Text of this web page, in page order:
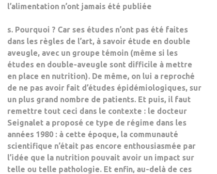
l’alimentation n’ont jamais été publiée
s. Pourquoi ? Car ses études n’ont pas été faites
dans les règles de l’art, à savoir étude en double
aveugle, avec un groupe témoin (même si les
études en double-aveugle sont difficile à mettre
en place en nutrition). De même, on lui a reproché
de ne pas avoir fait d’études épidémiologiques, sur
un plus grand nombre de patients. Et puis, il faut
remettre tout ceci dans le contexte : le docteur
Seignalet a proposé ce type de régime dans les
années 1980 : à cette époque, la communauté
scientifique n’était pas encore enthousiasmée par
l’idée que la nutrition pouvait avoir un impact sur
telle ou telle pathologie. Et enfin, au-delà de ces